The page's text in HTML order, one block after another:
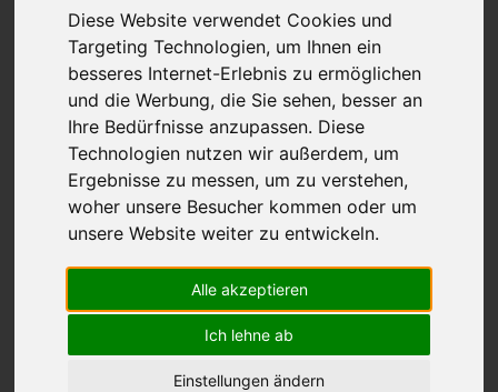
Diese Website verwendet Cookies und
Targeting Technologien, um Ihnen ein
besseres Internet-Erlebnis zu ermöglichen
und die Werbung, die Sie sehen, besser an
Ihre Bedürfnisse anzupassen. Diese
Technologien nutzen wir außerdem, um
Ergebnisse zu messen, um zu verstehen,
woher unsere Besucher kommen oder um
unsere Website weiter zu entwickeln.
Alle akzeptieren
Ich lehne ab
Einstellungen ändern
Ellen Wille Trend Mono Perücke